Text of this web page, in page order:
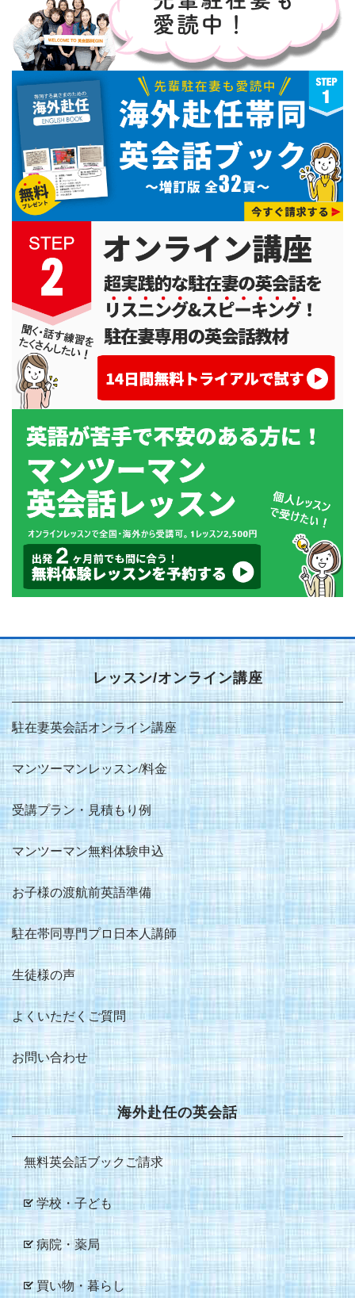
レッスン/オンライン講座
駐在妻英会話オンライン講座
マンツーマンレッスン/料金
受講プラン・見積もり例
マンツーマン無料体験申込
お子様の渡航前英語準備
駐在帯同専門プロ日本人講師
生徒様の声
よくいただくご質問
お問い合わせ
海外赴任の英会話
無料英会話ブックご請求
学校・子ども
病院・薬局
買い物・暮らし